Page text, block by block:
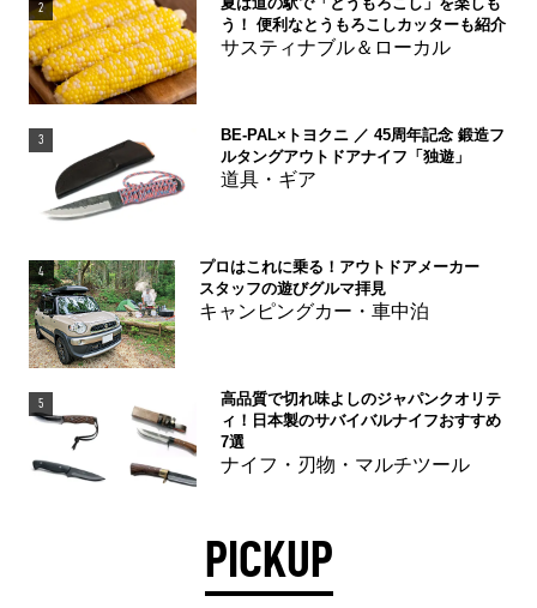
2
う！ 便利なとうもろこしカッターも紹介
サスティナブル＆ローカル
3
BE-PAL×トヨクニ ／ 45周年記念 鍛造フ
ルタングアウトドアナイフ「独遊」
道具・ギア
4
プロはこれに乗る！アウトドアメーカー
スタッフの遊びグルマ拝見
キャンピングカー・車中泊
5
高品質で切れ味よしのジャパンクオリテ
ィ！日本製のサバイバルナイフおすすめ
7選
ナイフ・刃物・マルチツール
PICKUP